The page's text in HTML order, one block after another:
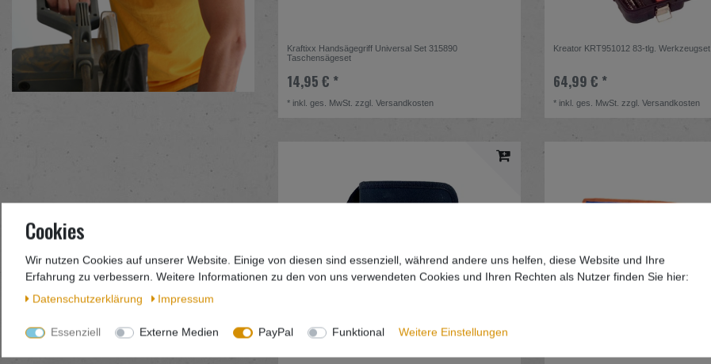
Kraftixx Handsägegriff Universal Set 315890
Taschensägeset
14,95 € *
* inkl. ges. MwSt. zzgl.Versandkosten
Kreator KRT951012 83-tlg. Werkzeugset
64,99 € *
* inkl. ges. MwSt. zzgl.Versandkosten
Cookies
Wir nutzen Cookies auf unserer Website. Einige von diesen sind essenziell, während andere uns helfen, diese Website und Ihre
Erfahrung zu verbessern. Weitere Informationen zu den von uns verwendeten Cookies und Ihren Rechten als Nutzer finden Sie hier:
Daten­schutz­erklärung
Impressum
Essenziell Externe Medien PayPal Funktional Weitere Einstellungen